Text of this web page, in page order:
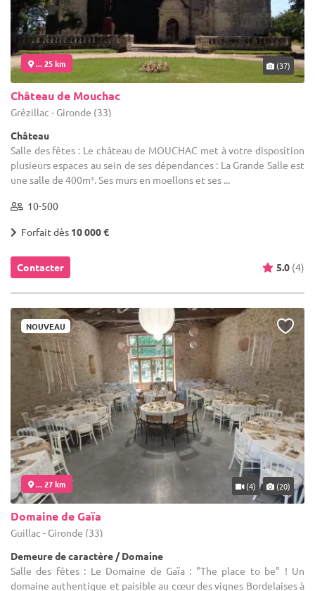
... 25 km (37)
Château de Mouchac
Grézillac - Gironde (33)
Château
Salle des fêtes : Le château de MOUCHAC met à votre disposition
plusieurs espaces au sein de ses dépendances : La Grande Salle est
une salle de 400m². Ses murs en moellons et ses ...
10-500
Forfait dès 10 000 €
Contacter 5.0 (4)
NOUVEAU
... 27 km (4) (20)
Domaine de Gaïa
Guillac - Gironde (33)
Demeure de caractère / Domaine
Salle des fêtes : Le Domaine de Gaïa : "The place to be" ! Un
domaine authentique et paisible au cœur des vignes Bordelaises à